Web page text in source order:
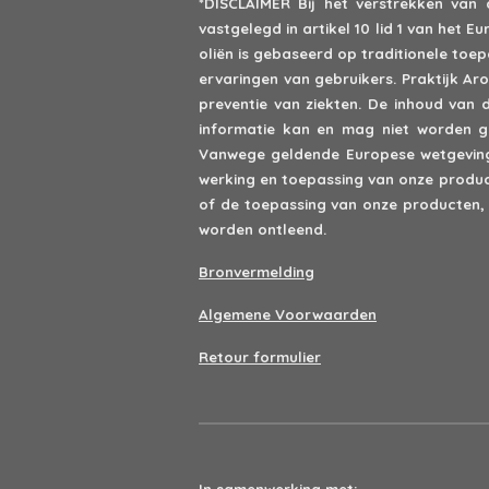
*DISCLAIMER Bij het verstrekken van
vastgelegd in artikel 10 lid 1 van het
oliën is gebaseerd op traditionele
ervaringen van gebruikers. Praktijk
preventie van ziekten. De inhoud
informatie kan en mag niet worden
Vanwege geldende Europese
werking en toepassing van onze
of de toepassing van onze
worden ontleend.
Bronvermelding
Algemene Voorwaarden
Retour formulier